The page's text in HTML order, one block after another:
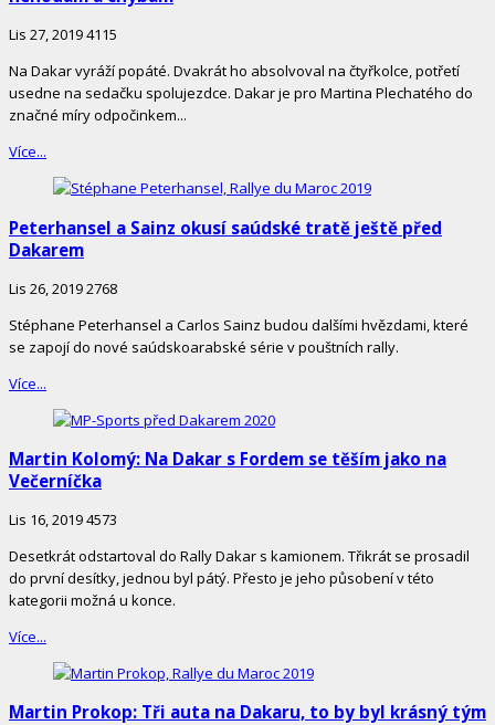
Lis 27, 20194115
Na Dakar vyráží popáté. Dvakrát ho absolvoval na čtyřkolce, potřetí
usedne na sedačku spolujezdce. Dakar je pro Martina Plechatého do
značné míry odpočinkem...
Více...
Peterhansel a Sainz okusí saúdské tratě ještě před
Dakarem
Lis 26, 20192768
Stéphane Peterhansel a Carlos Sainz budou dalšími hvězdami, které
se zapojí do nové saúdskoarabské série v pouštních rally.
Více...
Martin Kolomý: Na Dakar s Fordem se těším jako na
Večerníčka
Lis 16, 20194573
Desetkrát odstartoval do Rally Dakar s kamionem. Třikrát se prosadil
do první desítky, jednou byl pátý. Přesto je jeho působení v této
kategorii možná u konce.
Více...
Martin Prokop: Tři auta na Dakaru, to by byl krásný tým